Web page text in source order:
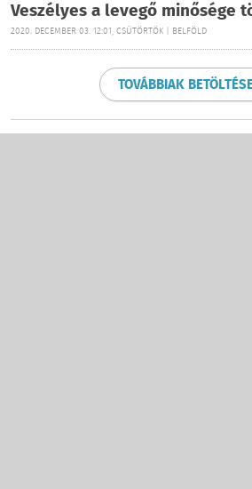
Veszélyes a levegő minősége
2020. DECEMBER 03. 12:01, CSÜTÖRTÖK | BELFÖLD
TOVÁBBIAK